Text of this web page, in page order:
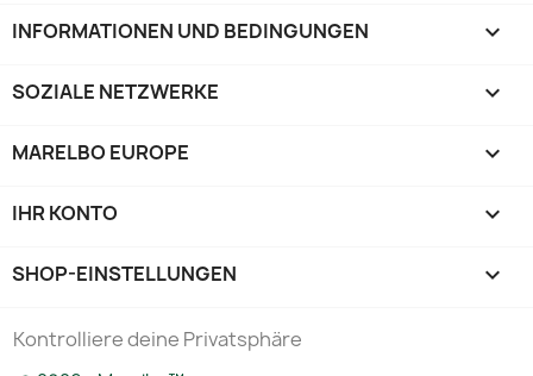
INFORMATIONEN UND BEDINGUNGEN 
SOZIALE NETZWERKE 
MARELBO EUROPE 
IHR KONTO 
SHOP-EINSTELLUNGEN keyboard_arrow_down
Kontrolliere deine Privatsphäre